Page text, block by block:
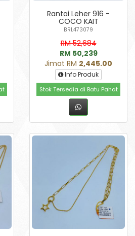
Rantai Leher 916 -
COCO KAIT
BRL473079
RM 52,684
RM 50,239
Jimat RM 2,445.00
Info Produk
Stok Tersedia di Batu Pahat